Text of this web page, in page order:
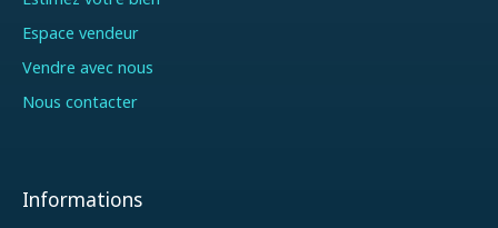
Espace vendeur
Vendre avec nous
Nous contacter
Informations